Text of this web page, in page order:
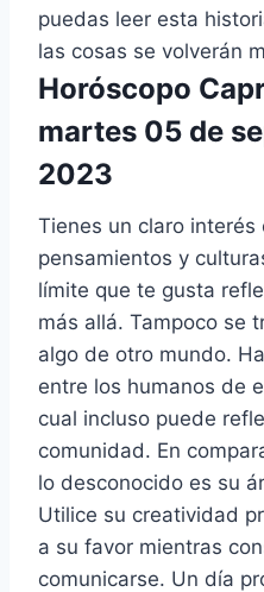
puedas leer esta
las cosas se volverán
Horóscopo
martes 05 de
2023
Tienes un claro interés
pensamientos y
límite que te gusta
más allá. Tampoco se
algo de otro mundo.
entre los humanos de
cual incluso puede
comunidad. En
lo desconocido es su
Utilice su creatividad
a su favor mientras
comunicarse. Un día